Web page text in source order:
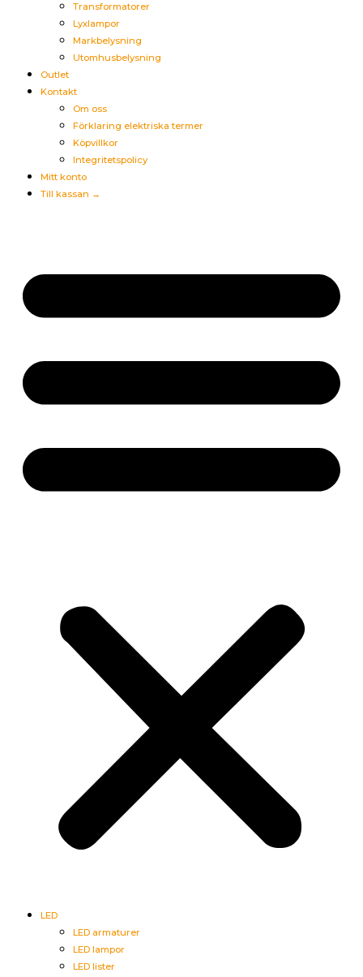
Transformatorer
Lyxlampor
Markbelysning
Utomhusbelysning
Outlet
Kontakt
Om oss
Förklaring elektriska termer
Köpvillkor
Integritetspolicy
Mitt konto
Till kassan →
LED
LED armaturer
LED lampor
LED lister